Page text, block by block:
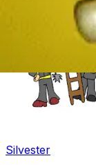
Silvester